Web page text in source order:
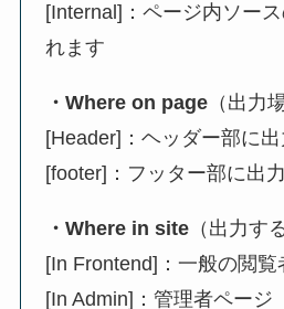
[Internal]：ページ内ソー
れます
・Where on page （出力
[Header]：ヘッダー部に
[footer]：フッター部に出
・Where in site （出力す
[In Frontend]：一般の閲覧
[In Admin]：管理者ページ